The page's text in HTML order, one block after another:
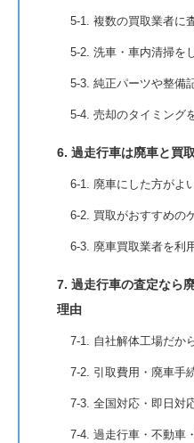
5-1. 複数の買取業者に
5-2. 洗車・車内清掃を
5-3. 純正パーツや整備
5-4. 売却のタイミング
6. 過走行車は廃車と買
6-1. 廃車にした方がよ
6-2. 買取がおすすめの
6-3. 廃車買取業者を利
7. 過走行車の査定なら
理由
7-1. 自社解体工場だか
7-2. 引取費用・廃車手
7-3. 全国対応・即日対
7-4. 過走行車・不動車